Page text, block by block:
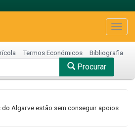
Termos Económicos Bibliografia
Procurar
Algarve estão sem conseguir apoios